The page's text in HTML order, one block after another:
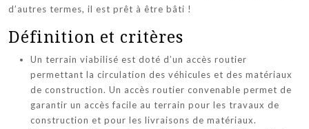
d’autres termes, il est prêt à être bâti !
Définition et critères
Un terrain viabilisé est doté d’un accès routier
permettant la circulation des véhicules et des matériaux
de construction. Un accès routier convenable permet de
garantir un accès facile au terrain pour les travaux de
construction et pour les livraisons de matériaux.